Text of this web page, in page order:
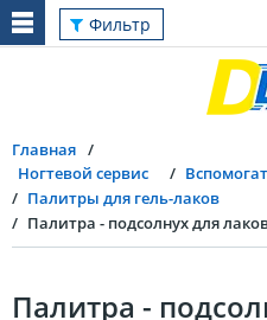
Фильтр
Главная
Ногтевой сервис
Палитры для гель-лаков
Палитра - подсолнух для
Палитра -